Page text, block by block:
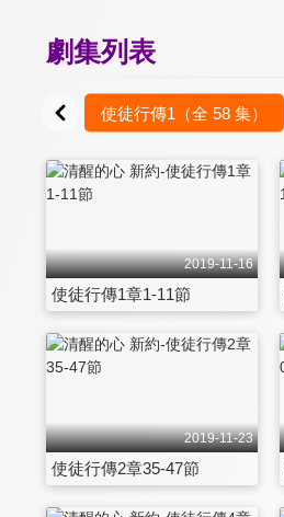
劇集列表
使徒行傳1 （全 58 集）
2019-11-16
使徒行傳1章1-11節
2019-11-23
使徒行傳2章35-47節